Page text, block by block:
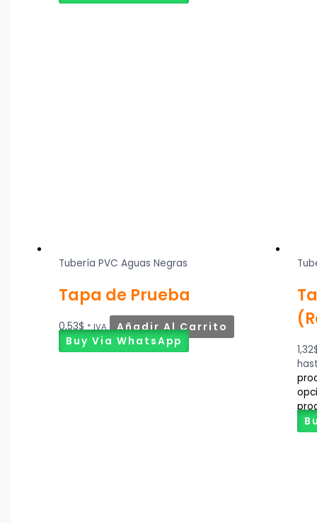
Tubería PVC Aguas Negras
Tapa de Prueba
0,53$ * IVA
Añadir Al Carrito
Buy Via WhatsApp
1,32